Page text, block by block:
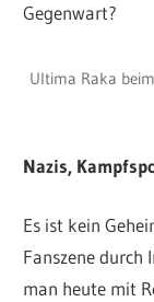
Gegenwart?
Ultima Raka
Nazis,
Es ist kein
Fanszene durch
man heute mit